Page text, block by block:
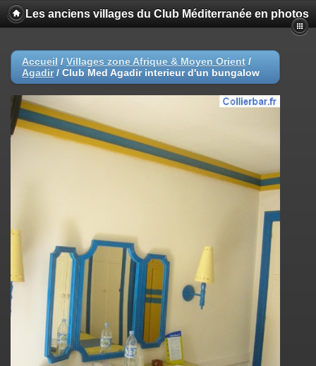
Les anciens villages du Club Méditerranée en photos
Accueil / Villages zone Afrique & Moyen Orient /
Agadir/ Club Med Agadir interieur d'un bungalow